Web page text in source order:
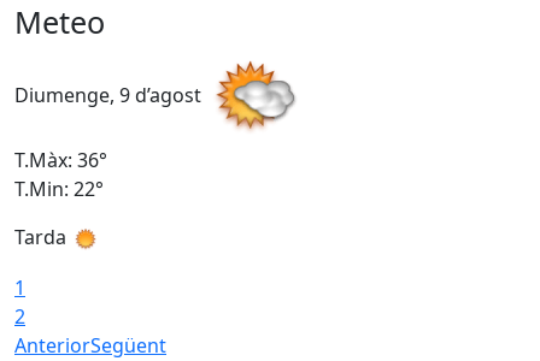
Meteo
Diumenge, 9 d’agost
T.Màx: 36°
T.Min: 22°
Tarda
1
2
AnteriorSegüent